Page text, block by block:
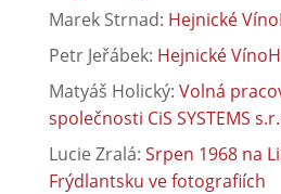
Marek Strnad: Hejnické
Petr Jeřábek: Hejnické
Matyáš Holický: Volná
společnosti CiS SYSTEMS
Lucie Zralá: Srpen 1968 na
Frýdlantsku ve fotografiích